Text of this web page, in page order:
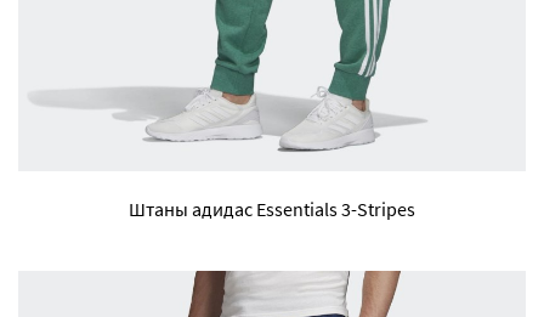
Штаны адидас Essentials 3-Stripes